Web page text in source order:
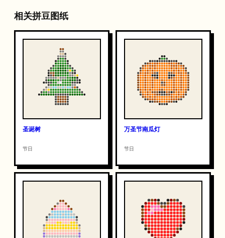
相关拼豆图纸
圣诞树
节日
万圣节南瓜灯
节日